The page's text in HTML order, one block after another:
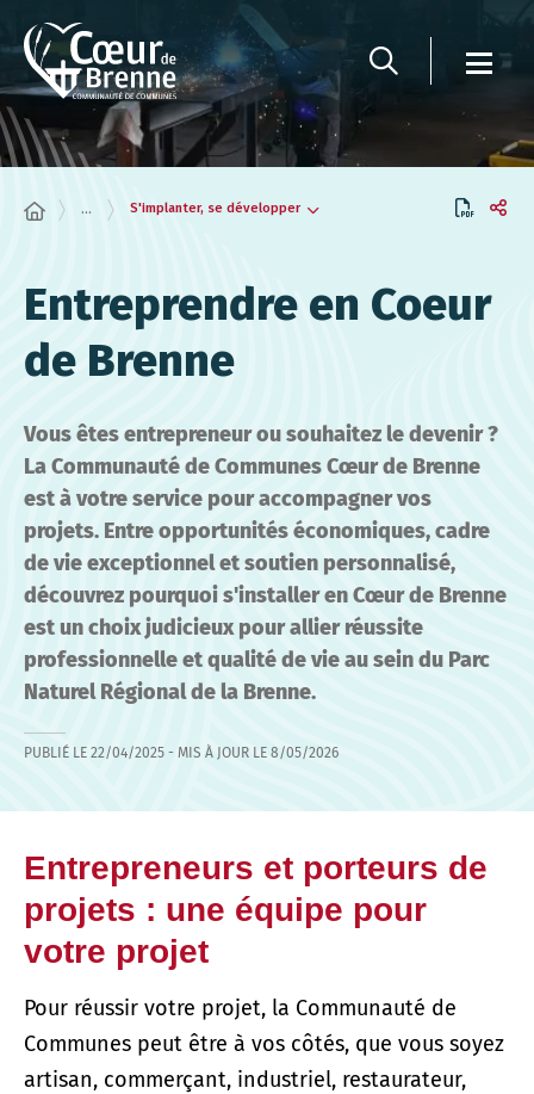
Panneau de gestion des cookies
... S'implanter, se développer
Entreprendre en Coeur
de Brenne
Vous êtes entrepreneur ou souhaitez le devenir ?
La Communauté de Communes Cœur de Brenne
est à votre service pour accompagner vos
projets. Entre opportunités économiques, cadre
de vie exceptionnel et soutien personnalisé,
découvrez pourquoi s'installer en Cœur de Brenne
est un choix judicieux pour allier réussite
professionnelle et qualité de vie au sein du Parc
Naturel Régional de la Brenne.
PUBLIÉ LE 22/04/2025 - MIS À JOUR LE 8/05/2026
Entrepreneurs et porteurs de
projets : une équipe pour
votre projet
Pour réussir votre projet, la Communauté de
Communes peut être à vos côtés, que vous soyez
artisan, commerçant, industriel, restaurateur,